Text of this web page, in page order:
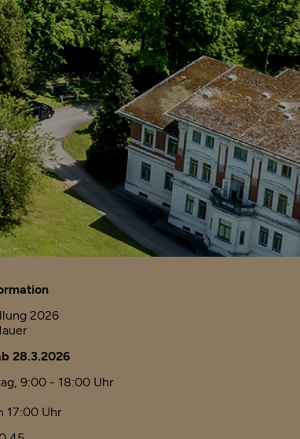
2026
28.3.2026
9:00 - 18:00 Uhr
17:00 Uhr